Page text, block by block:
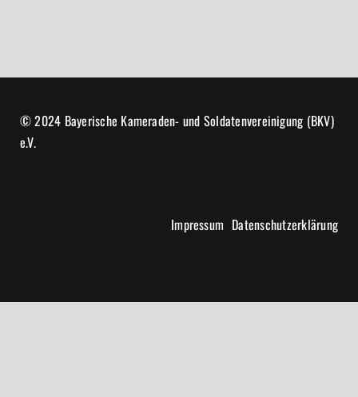
© 2024 Bayerische Kameraden- und Soldatenvereinigung (BKV)
e.V.
Impressum Datenschutzerklärung